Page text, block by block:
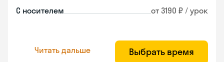
С носителем от 3190 ₽ / урок
Читать дальше Выбрать время